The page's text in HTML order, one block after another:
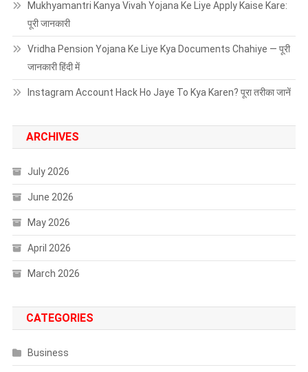
Mukhyamantri Kanya Vivah Yojana Ke Liye Apply Kaise Kare:
पूरी जानकारी
Vridha Pension Yojana Ke Liye Kya Documents Chahiye — पूरी
जानकारी हिंदी में
Instagram Account Hack Ho Jaye To Kya Karen? पूरा तरीका जानें
ARCHIVES
July 2026
June 2026
May 2026
April 2026
March 2026
CATEGORIES
Business